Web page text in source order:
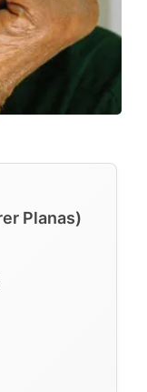
Planas)